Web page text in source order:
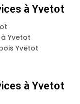
à Yvetot
Yvetot
Yvetot
à Yvetot